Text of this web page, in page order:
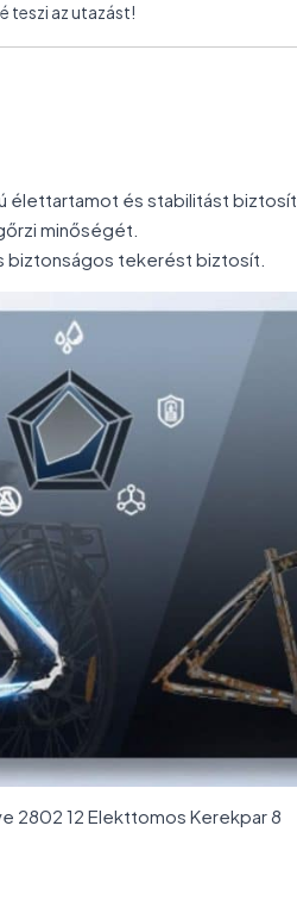
teszi az utazást!
élettartamot és stabilitást biztosít.
minőségét.
biztonságos tekerést biztosít.
2802 12 Elekttomos Kerekpar 8